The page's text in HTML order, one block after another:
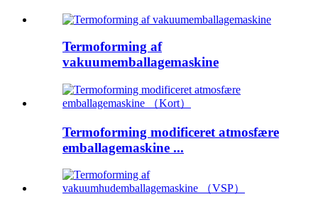
Termoforming af
vakuumemballagemaskine
Termoforming modificeret atmosfære
emballagemaskine ...